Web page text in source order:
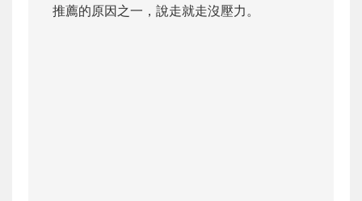
推薦的原因之一，說走就走沒壓力。